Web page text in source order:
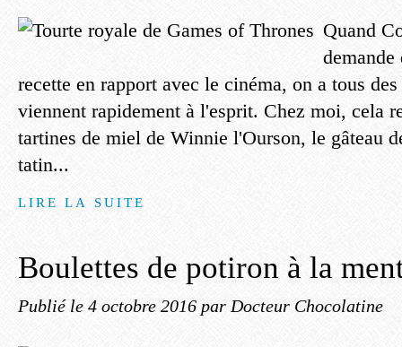
Quand
recette en rapport avec le cinéma, on a tous
viennent rapidement à l'esprit. Chez moi, cela
tartines de miel de Winnie l'Ourson, le gâteau
tatin...
LIRE LA SUITE
Boulettes de potiron à la
Publié le 4 octobre 2016 par Docteur Chocolatine